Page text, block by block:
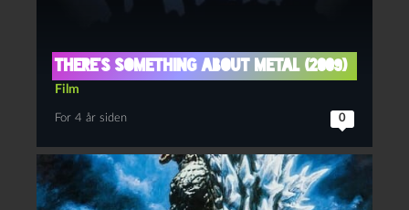
There’s something about metal (2009)
Film
For 4 år siden 0